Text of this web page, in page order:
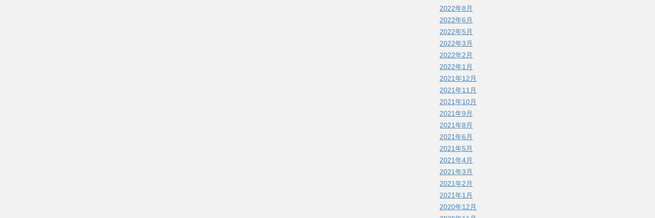
2022年8月
2022年6月
2022年5月
2022年3月
2022年2月
2022年1月
2021年12月
2021年11月
2021年10月
2021年9月
2021年8月
2021年6月
2021年5月
2021年4月
2021年3月
2021年2月
2021年1月
2020年12月